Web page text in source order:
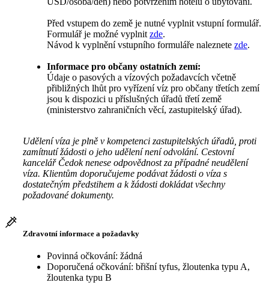
Před vstupem do země je nutné vyplnit vstupní formulář.
Formulář je možné vyplnit zde.
Návod k vyplnění vstupního formuláře naleznete zde.
Informace pro občany ostatních zemí:
Údaje o pasových a vízových požadavcích včetně
přibližných lhůt pro vyřízení víz pro občany třetích zemí
jsou k dispozici u příslušných úřadů třetí země
(ministerstvo zahraničních věcí, zastupitelský úřad).
Udělení víza je plně v kompetenci zastupitelských úřadů, proti
zamítnutí žádosti o jeho udělení není odvolání. Cestovní
kancelář Čedok nenese odpovědnost za případné neudělení
víza. Klientům doporučujeme podávat žádosti o víza s
dostatečným předstihem a k žádosti dokládat všechny
požadované dokumenty.
Zdravotní informace a požadavky
Povinná očkování: žádná
Doporučená očkování: břišní tyfus, žloutenka typu A,
žloutenka typu B